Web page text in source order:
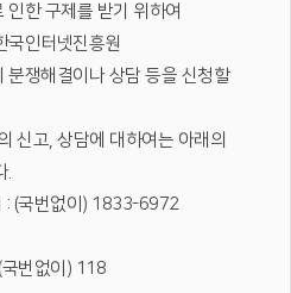
한 구제를 받기 위하여
국인터넷진흥원
분쟁해결이나 상담 등을 신청할
신고, 상담에 대하여는 아래의
.
: (국번없이) 1833-6972
번없이) 118